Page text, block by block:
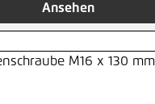
Ansehen